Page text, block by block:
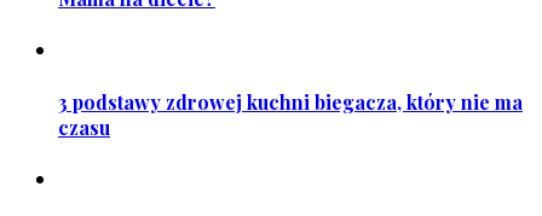
3 podstawy zdrowej kuchni biegacza, który nie ma
czasu